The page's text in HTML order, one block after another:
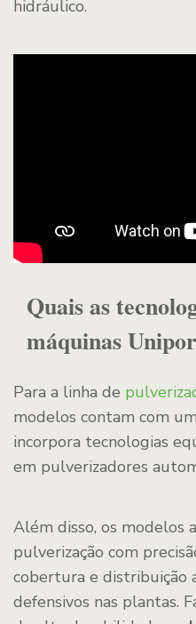
hidráulico.
Quais as
máquinas
Para a linha de
modelos contam com
incorpora tecnologias
em pulverizadores
Além disso, os modelos
pulverização com
cobertura e distribuição
defensivos nas plantas.